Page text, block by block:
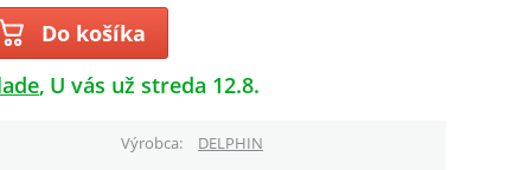
Do košíka
U vás už streda 12.8.
Výrobca
DELPHIN